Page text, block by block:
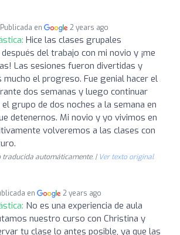
Publicada en 2 years ago
Hice las clases grupales
del trabajo con mi novio y ¡me
Las sesiones fueron divertidas y
el progreso. Fue genial hacer el
dos semanas y luego continuar
grupo de dos noches a la semana en
detenernos. Mi novio y yo vivimos en
volveremos a las clases con
traducida automáticamente. | Ver texto original
en 2 years ago
No es una experiencia de aula
nuestro curso con Christina y
tu clase lo antes posible, ya que las